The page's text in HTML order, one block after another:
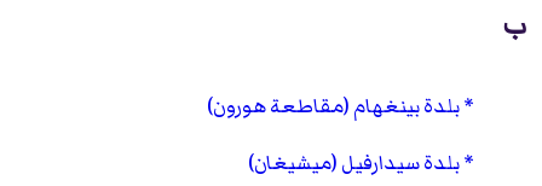
ب
بلدة بينغهام (مقاطعة هورون)
بلدة سيدارفيل (ميشيغان)